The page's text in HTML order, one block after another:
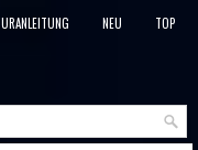
NEU
TOP